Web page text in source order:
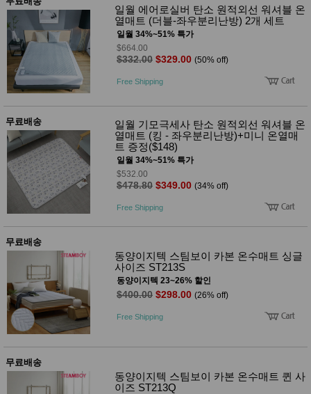
일월 에어로실버 탄소 원적외선 워셔블 온
열매트 (더블-좌우분리난방) 2개 세트
일월 34%~51% 특가
$664.00
$332.00 $329.00 (50% off)
Free Shipping
무료배송
일월 기모극세사 탄소 원적외선 워셔블 온
열매트 (킹 - 좌우분리난방)+미니 온열매
트 증정($148)
일월 34%~51% 특가
$532.00
$478.80 $349.00 (34% off)
Free Shipping
무료배송
동양이지텍 스팀보이 카본 온수매트 싱글
사이즈 ST213S
동양이지텍 23~26% 할인
$400.00 $298.00 (26% off)
Free Shipping
무료배송
동양이지텍 스팀보이 카본 온수매트 퀸 사
이즈 ST213Q